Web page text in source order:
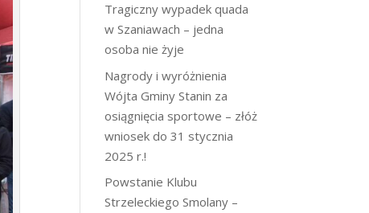
Tragiczny wypadek quada
w Szaniawach – jedna
osoba nie żyje
Nagrody i wyróżnienia
Wójta Gminy Stanin za
osiągnięcia sportowe – złóż
wniosek do 31 stycznia
2025 r.!
Powstanie Klubu
Strzeleckiego Smolany –